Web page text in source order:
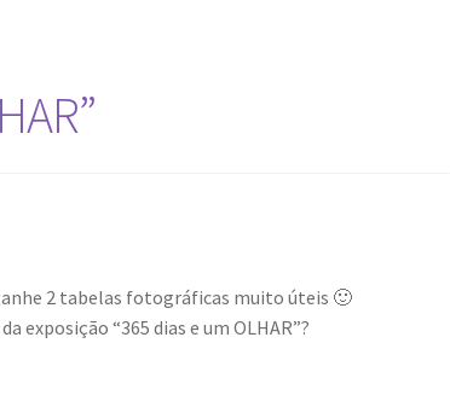
2 tabelas fotográficas muito úteis 🙂
exposição “365 dias e um OLHAR”?